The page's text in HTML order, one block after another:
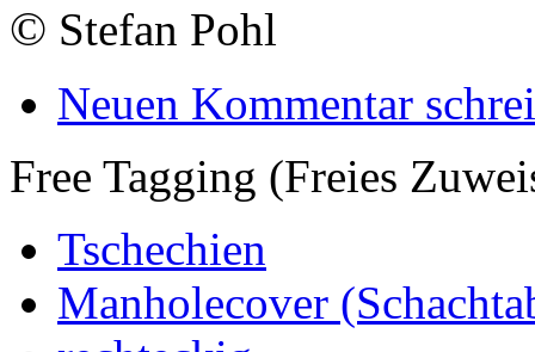
© Stefan Pohl
Neuen Kommentar
Free Tagging (Freies
Tschechien
Manholecover